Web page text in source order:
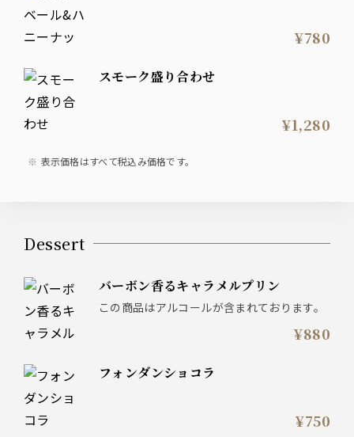
¥780
スモーク盛り合わせ
¥1,280
表示価格はすべて税込み価格です。
Dessert
バーボン香るキャラメルプリン
この商品はアルコールが含まれております。
¥880
フォンダンショコラ
¥750